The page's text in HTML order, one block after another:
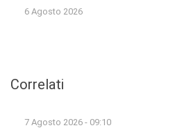
6 Agosto 2026
Correlati
7 Agosto 2026 - 09:10